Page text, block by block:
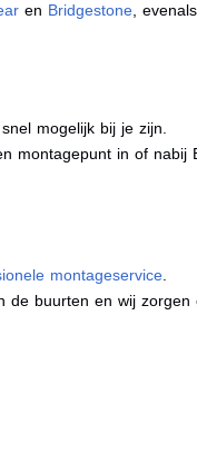
en Bridgestone,
mogelijk bij je zijn.
montagepunt in of nabij
montageservice.
buurten en wij